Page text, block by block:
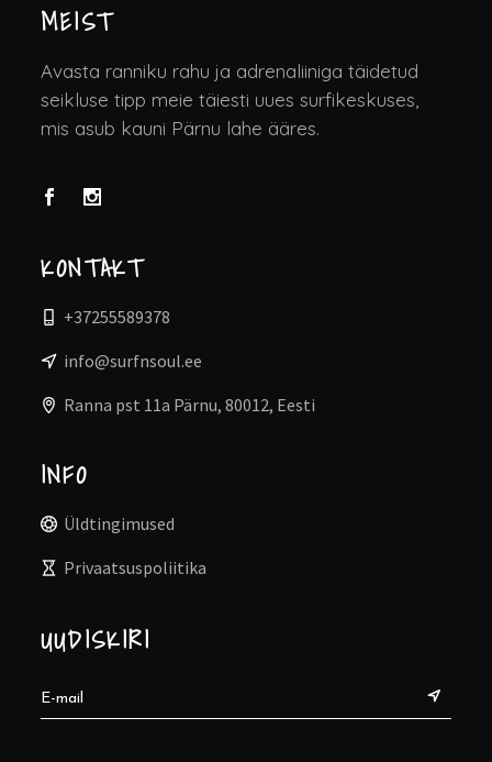
MEIST
Avasta ranniku rahu ja adrenaliiniga täidetud
seikluse tipp meie täiesti uues surfikeskuses,
mis asub kauni Pärnu lahe ääres.
KONTAKT
+37255589378
info@surfnsoul.ee
Ranna pst 11a Pärnu, 80012, Eesti
INFO
Üldtingimused
Privaatsuspoliitika
UUDISKIRI